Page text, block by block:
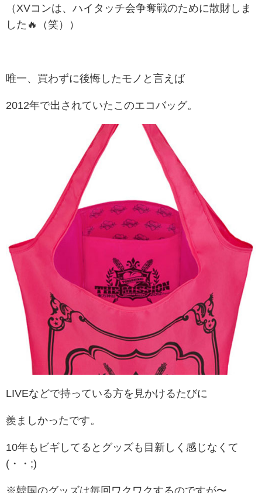
（XVコンは、ハイタッチ会争奪戦のために散財しま
した🔥（笑））
唯一、買わずに後悔したモノと言えば
2012年で出されていたこのエコバッグ。
LIVEなどで持っている方を見かけるたびに
羨ましかったです。
10年もビギしてるとグッズも目新しく感じなくて
(・・;)